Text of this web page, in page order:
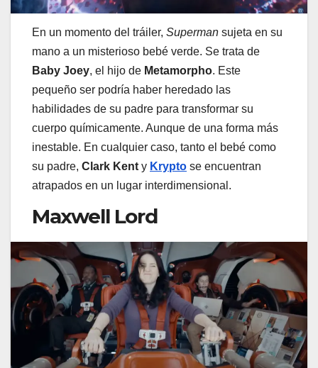
En un momento del tráiler, Superman sujeta en su
mano a un misterioso bebé verde. Se trata de
Baby Joey, el hijo de Metamorpho. Este
pequeño ser podría haber heredado las
habilidades de su padre para transformar su
cuerpo químicamente. Aunque de una forma más
inestable. En cualquier caso, tanto el bebé como
su padre, Clark Kent y Krypto se encuentran
atrapados en un lugar interdimensional.
Maxwell Lord